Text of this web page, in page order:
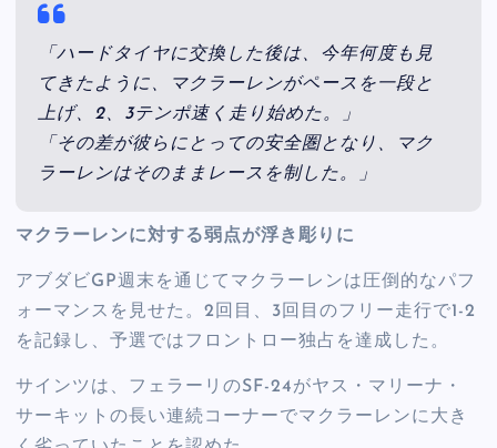
「ハードタイヤに交換した後は、今年何度も見
てきたように、マクラーレンがペースを一段と
上げ、2、3テンポ速く走り始めた。」
「その差が彼らにとっての安全圏となり、マク
ラーレンはそのままレースを制した。」
マクラーレンに対する弱点が浮き彫りに
アブダビGP週末を通じてマクラーレンは圧倒的なパフ
ォーマンスを見せた。2回目、3回目のフリー走行で1-2
を記録し、予選ではフロントロー独占を達成した。
サインツは、フェラーリのSF-24がヤス・マリーナ・
サーキットの長い連続コーナーでマクラーレンに大き